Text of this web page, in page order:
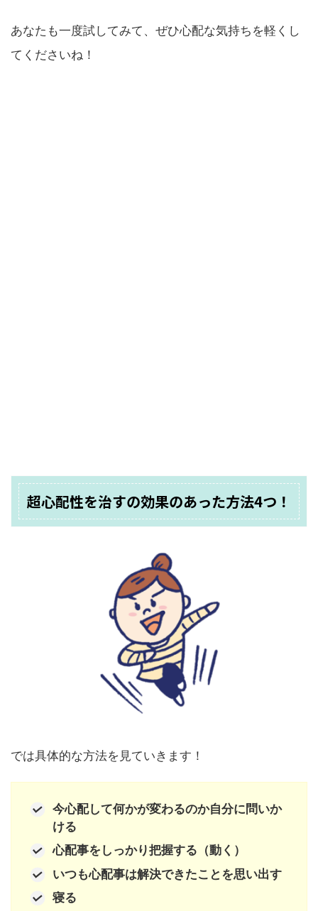
あなたも一度試してみて、ぜひ心配な気持ちを軽くし
てくださいね！
超心配性を治すの効果のあった方法4つ！
では具体的な方法を見ていきます！
今心配して何かが変わるのか自分に問いか
ける
心配事をしっかり把握する（動く）
いつも心配事は解決できたことを思い出す
寝る